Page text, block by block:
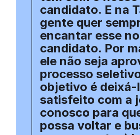
candidato. E na
gente quer
encantar esse
candidato. Por
ele não seja
processo
objetivo é deixá-
satisfeito com a
conosco para
possa voltar e